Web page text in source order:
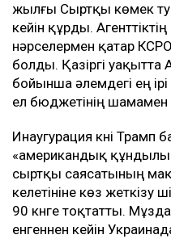
жылғы Сыртқы көмек
кейін құрды.
нәрселермен қатар
болды. Қазіргі
бойынша әлемдегі ең
ел бюджетінің
Инаугурация күні Трамп
«американдық
сыртқы саясатының
келетініне көз жеткізу
90 күнге тоқтатты.
енгеннен кейін